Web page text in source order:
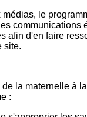
le
afin d'en faire
site.
la maternelle à
: